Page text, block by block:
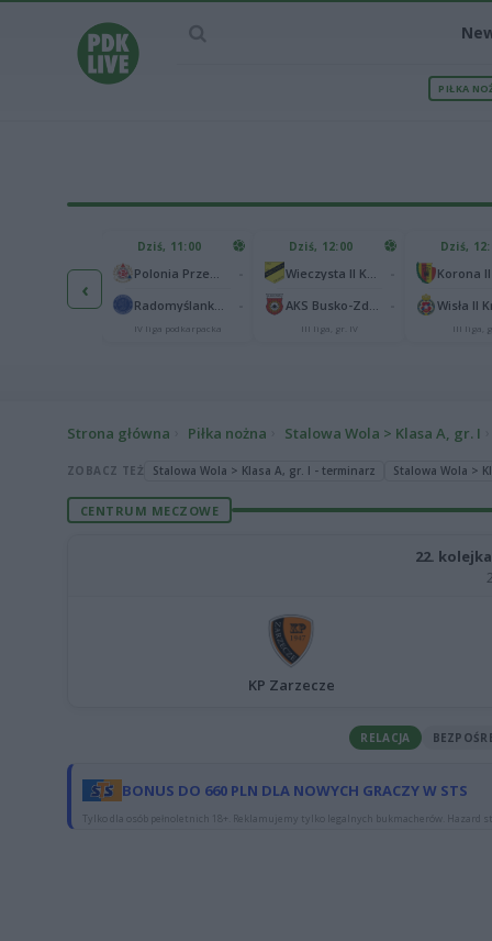
PIŁKA
‹
Polonia Warszawa 1
Chorzów 1
Dziś, 11:00
IV liga podkarpacka
Dziś, 12:00
III liga, gr. IV
Dziś,
Korona
Wisła II
III liga,
Strona główna Piłka nożna Stalowa Wola > Klasa A, gr. I
ZOBACZ TEŻ Stalowa Wola > Klasa A, gr. I - terminarz Stalowa Wola >
CENTRUM MECZOWE
22.
KP Zarzecze
RELACJA
BONUS DO 660 PLN DLA NOWYCH GRACZY W STS
Tylko dla osób pełnoletnich 18+. Reklamujemy tylko legalnych bukmacherów. Hazard